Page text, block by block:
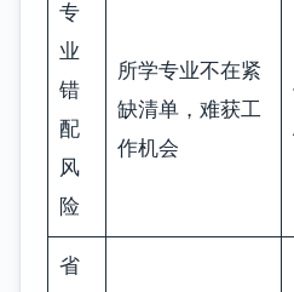
专
业
错
配
风
险
所学专业不在紧
缺清单，难获工
作机会
省